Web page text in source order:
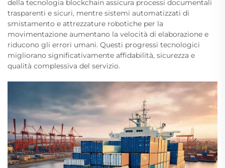
della tecnologia blockchain assicura processi documentali
trasparenti e sicuri, mentre sistemi automatizzati di
smistamento e attrezzature robotiche per la
movimentazione aumentano la velocità di elaborazione e
riducono gli errori umani. Questi progressi tecnologici
migliorano significativamente affidabilità, sicurezza e
qualità complessiva del servizio.